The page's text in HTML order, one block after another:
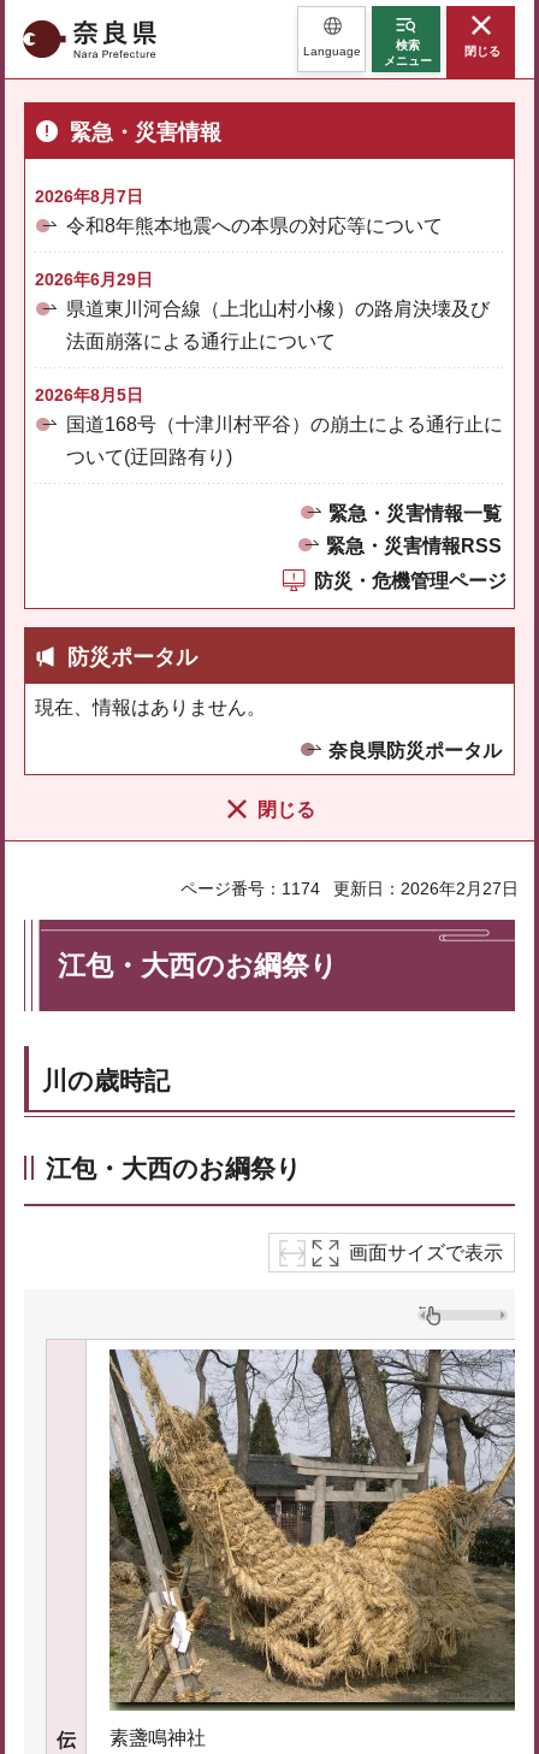
奈良県 Language
検索
メニュー
閉じる
緊急・災害情報
2026年8月7日
令和8年熊本地震への本県の対応等について
2026年6月29日
県道東川河合線（上北山村小橡）の路肩決壊及び
法面崩落による通行止について
2026年8月5日
国道168号（十津川村平谷）の崩土による通行止に
ついて(迂回路有り)
緊急・災害情報一覧
緊急・災害情報RSS
防災・危機管理ページ
防災ポータル
現在、情報はありません。
奈良県防災ポータル
閉じる
ページ番号：1174 更新日：2026年2月27日
江包・大西のお綱祭り
川の歳時記
江包・大西のお綱祭り
画面サイズで表示
伝
素盞鳴神社